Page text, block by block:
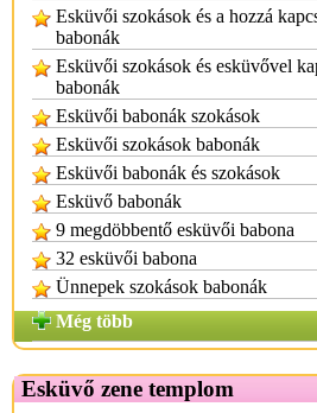
Esküvői szokások és a hozzá
babonák
Esküvői szokások és esküvővel
babonák
Esküvői babonák szokások
Esküvői szokások babonák
Esküvői babonák és szokások
Esküvő babonák
9 megdöbbentő esküvői babona
32 esküvői babona
Ünnepek szokások babonák
Még több
Esküvő zene templom